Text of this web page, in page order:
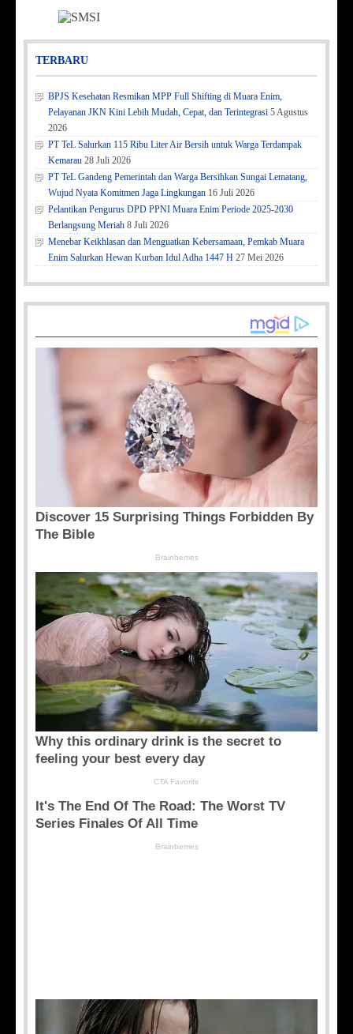
TERBARU
BPJS Kesehatan Resmikan MPP Full Shifting di Muara Enim,
Pelayanan JKN Kini Lebih Mudah, Cepat, dan Terintegrasi 5 Agustus
2026
PT TeL Salurkan 115 Ribu Liter Air Bersih untuk Warga Terdampak
Kemarau 28 Juli 2026
PT TeL Gandeng Pemerintah dan Warga Bersihkan Sungai Lematang,
Wujud Nyata Komitmen Jaga Lingkungan 16 Juli 2026
Pelantikan Pengurus DPD PPNI Muara Enim Periode 2025-2030
Berlangsung Meriah 8 Juli 2026
Menebar Keikhlasan dan Menguatkan Kebersamaan, Pemkab Muara
Enim Salurkan Hewan Kurban Idul Adha 1447 H 27 Mei 2026